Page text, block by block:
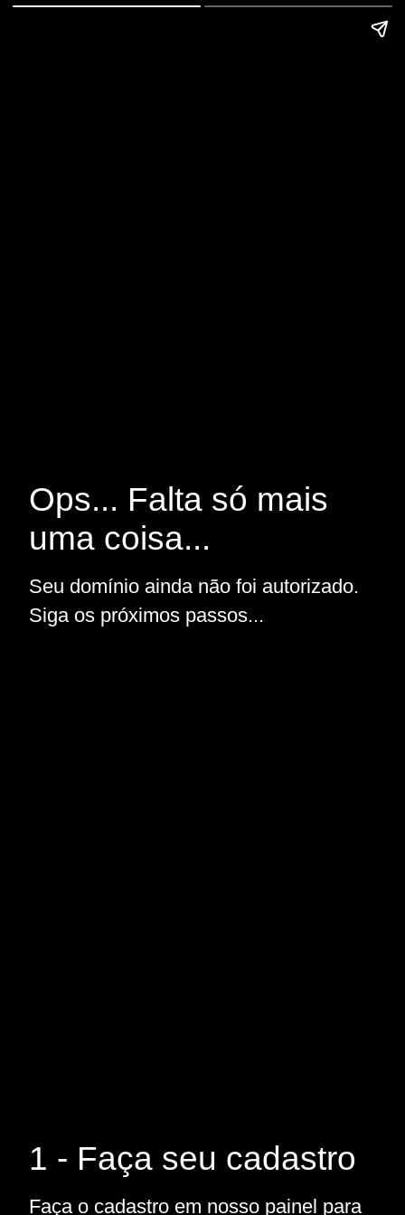
Ops... Falta só mais
uma coisa...
Seu domínio ainda não foi autorizado.
Siga os próximos passos...
1 - Faça seu cadastro
Faça o cadastro em nosso painel para